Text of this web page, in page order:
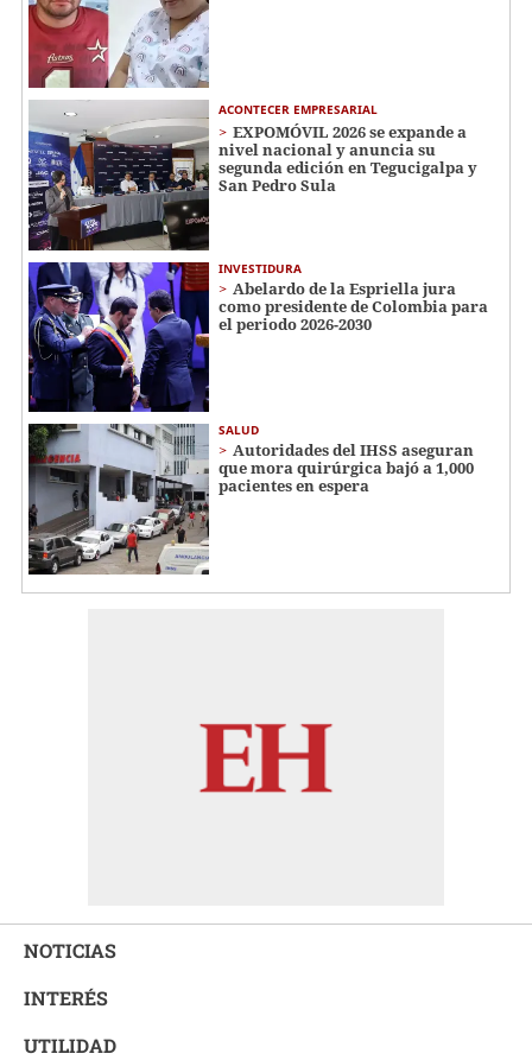
ACONTECER EMPRESARIAL
EXPOMÓVIL 2026 se expande a
nivel nacional y anuncia su
segunda edición en Tegucigalpa y
San Pedro Sula
INVESTIDURA
Abelardo de la Espriella jura
como presidente de Colombia para
el periodo 2026-2030
SALUD
Autoridades del IHSS aseguran
que mora quirúrgica bajó a 1,000
pacientes en espera
NOTICIAS
INTERÉS
UTILIDAD